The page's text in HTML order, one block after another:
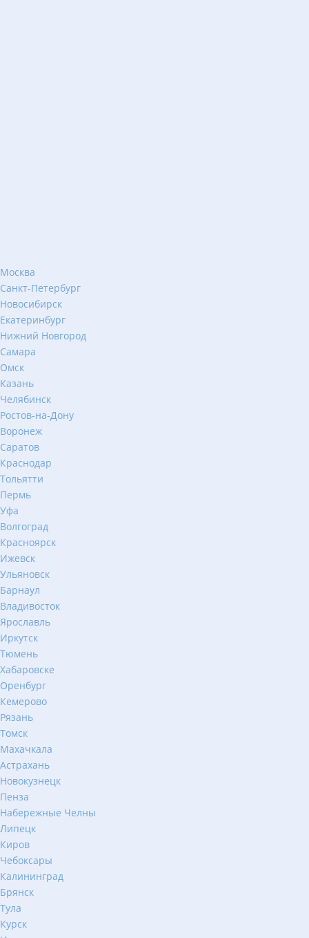
Москва
Санкт-Петербург
Новосибирск
Екатеринбург
Нижний Новгород
Самара
Омск
Казань
Челябинск
Ростов-на-Дону
Воронеж
Саратов
Краснодар
Тольятти
Пермь
Уфа
Волгоград
Красноярск
Ижевск
Ульяновск
Барнаул
Владивосток
Ярославль
Иркутск
Тюмень
Хабаровске
Оренбург
Кемерово
Рязань
Томск
Махачкала
Астрахань
Новокузнецк
Пенза
Набережные Челны
Липецк
Киров
Чебоксары
Калининград
Брянск
Тула
Курск